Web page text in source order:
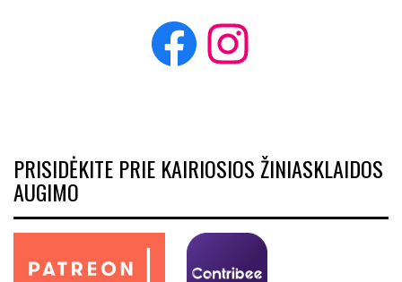
Facebook
Instagram
PRISIDĖKITE PRIE KAIRIOSIOS ŽINIASKLAIDOS
AUGIMO